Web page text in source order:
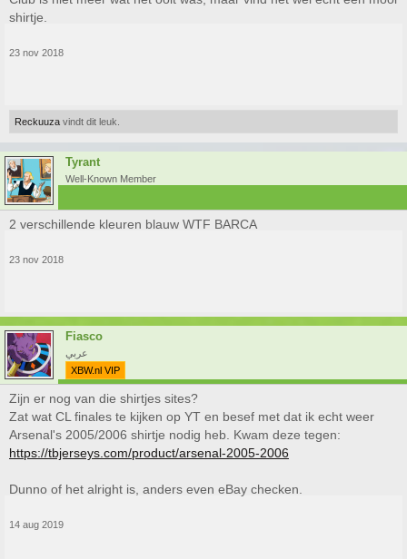
shirtje.
23 nov 2018
Reckuuza vindt dit leuk.
Tyrant
Well-Known Member
2 verschillende kleuren blauw WTF BARCA
23 nov 2018
Fiasco
عربي
XBW.nl VIP
Zijn er nog van die shirtjes sites?
Zat wat CL finales te kijken op YT en besef met dat ik echt weer
Arsenal's 2005/2006 shirtje nodig heb. Kwam deze tegen:
https://tbjerseys.com/product/arsenal-2005-2006
Dunno of het alright is, anders even eBay checken.
14 aug 2019